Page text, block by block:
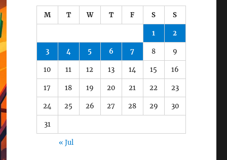
M T W T F S S
1 2
3 4 5 6 7 8 9
10 11 12 13 14 15 16
17 18 19 20 21 22 23
24 25 26 27 28 29 30
31
« Jul